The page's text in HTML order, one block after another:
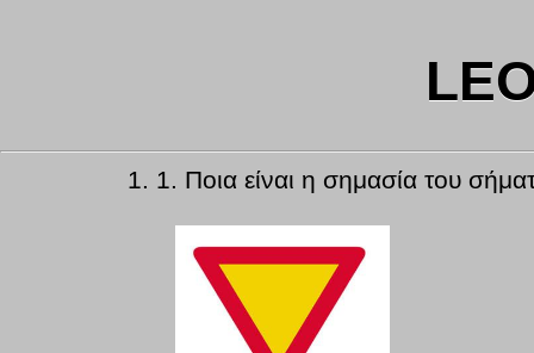
1. 1. Ποια είναι η σημασία του